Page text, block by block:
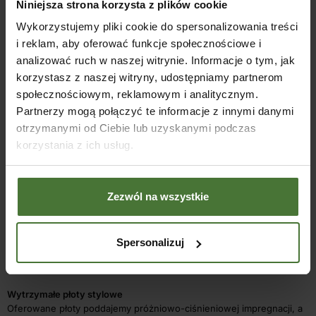
Niniejsza strona korzysta z plików cookie
Wykorzystujemy pliki cookie do spersonalizowania treści
i reklam, aby oferować funkcje społecznościowe i
analizować ruch w naszej witrynie. Informacje o tym, jak
korzystasz z naszej witryny, udostępniamy partnerom
społecznościowym, reklamowym i analitycznym.
Partnerzy mogą połączyć te informacje z innymi danymi
otrzymanymi od Ciebie lub uzyskanymi podczas
korzystania z ich usług.
Zezwól na wszystkie
Spersonalizuj
PŁOTY TORINO L
4 produkty
Piękne płoty stylowe
Ogrodzenie własnej posesji to nie lada wyzwanie – przede
wszystkim należy do tego wykorzystać elementy najwyższej jakości.
W naszej ofercie posiadamy płoty stylowe o wysokich walorach
Dysponujemy elementami o różnych formach, które wzajemnie się
uzupełniają. Dzięki temu mogą Państwo stworzyć rozmaite
konstrukcje praktycznie na każdym rodzaju terenu. Posiadamy płoty
proste, a także łukowe, z kratkami i wycięciami w wielu kształtach.
Wytrzymałe płoty stylowe
Oferowane płoty poddajemy próżniowo-ciśnieniowej impregnacji, a